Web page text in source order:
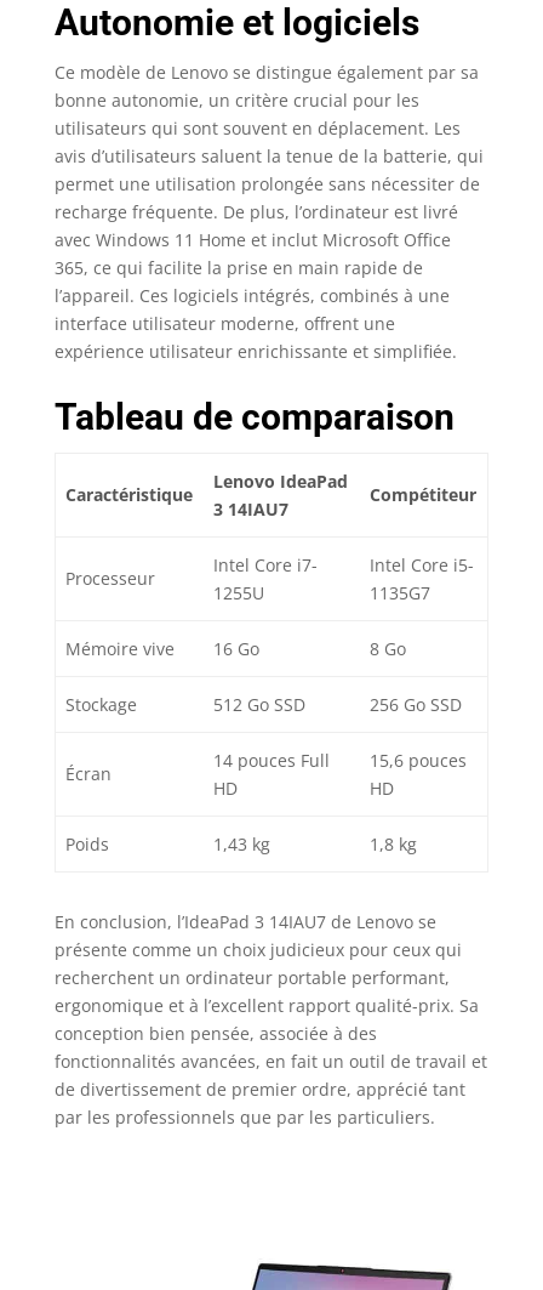
pouvez également
affiner encore plus les
paramètres avec Q-
Control, qui vous
permet de choisir la
vitesse du ventilateur
performances ou le
contrôle thermique.
Autonomie et logiciels
Ce modèle de Lenovo se distingue également par sa
bonne autonomie, un critère crucial pour les
utilisateurs qui sont souvent en déplacement. Les
avis d’utilisateurs saluent la tenue de la batterie, qui
permet une utilisation prolongée sans nécessiter de
recharge fréquente. De plus, l’ordinateur est livré
avec Windows 11 Home et inclut Microsoft Office
365, ce qui facilite la prise en main rapide de
l’appareil. Ces logiciels intégrés, combinés à une
interface utilisateur moderne, offrent une
expérience utilisateur enrichissante et simplifiée.
Tableau de comparaison
Caractéristique
Lenovo IdeaPad
3 14IAU7
Compétiteur
Processeur
Intel Core i7-
1255U
Intel Core i5-
1135G7
Mémoire vive 16 Go 8 Go
Stockage 512 Go SSD 256 Go SSD
Écran
14 pouces Full
HD
15,6 pouces
HD
Poids 1,43 kg 1,8 kg
En conclusion, l’IdeaPad 3 14IAU7 de Lenovo se
présente comme un choix judicieux pour ceux qui
recherchent un ordinateur portable performant,
ergonomique et à l’excellent rapport qualité-prix. Sa
conception bien pensée, associée à des
fonctionnalités avancées, en fait un outil de travail et
de divertissement de premier ordre, apprécié tant
par les professionnels que par les particuliers.